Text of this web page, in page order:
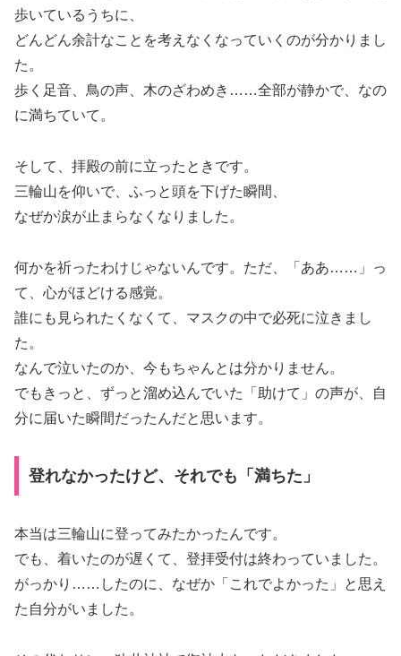
歩いているうちに、
どんどん余計なことを考えなくなっていくのが分かりまし
た。
歩く足音、鳥の声、木のざわめき……全部が静かで、なの
に満ちていて。
そして、拝殿の前に立ったときです。
三輪山を仰いで、ふっと頭を下げた瞬間、
なぜか涙が止まらなくなりました。
何かを祈ったわけじゃないんです。ただ、「ああ……」っ
て、心がほどける感覚。
誰にも見られたくなくて、マスクの中で必死に泣きまし
た。
なんで泣いたのか、今もちゃんとは分かりません。
でもきっと、ずっと溜め込んでいた「助けて」の声が、自
分に届いた瞬間だったんだと思います。
登れなかったけど、それでも「満ちた」
本当は三輪山に登ってみたかったんです。
でも、着いたのが遅くて、登拝受付は終わっていました。
がっかり……したのに、なぜか「これでよかった」と思え
た自分がいました。